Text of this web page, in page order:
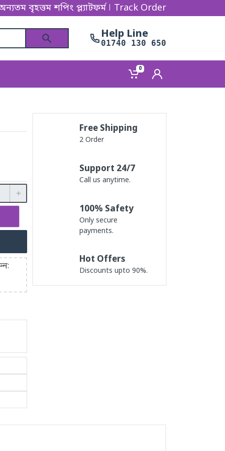
শপিং প্ল্যাটফর্ম Big Sell BD - তে আপনাকে স্বাগতম।
Track Order
Help Line
01740 130 650
0
Free Shipping
2 Order
Support 24/7
Call us anytime.
100% Safety
Only secure
payments.
Hot Offers
Discounts upto 90%.